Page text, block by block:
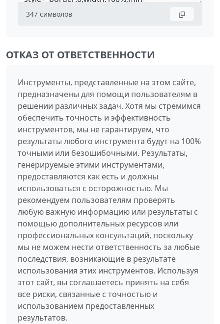
347 символов
ОТКАЗ ОТ ОТВЕТСТВЕННОСТИ
Инструменты, представленные на этом сайте,
предназначены для помощи пользователям в
решении различных задач. Хотя мы стремимся
обеспечить точность и эффективность
инструментов, мы не гарантируем, что
результаты любого инструмента будут на 100%
точными или безошибочными. Результаты,
генерируемые этими инструментами,
предоставляются как есть и должны
использоваться с осторожностью. Мы
рекомендуем пользователям проверять
любую важную информацию или результаты с
помощью дополнительных ресурсов или
профессиональных консультаций, поскольку
мы не можем нести ответственность за любые
последствия, возникающие в результате
использования этих инструментов. Используя
этот сайт, вы соглашаетесь принять на себя
все риски, связанные с точностью и
использованием предоставленных
результатов.